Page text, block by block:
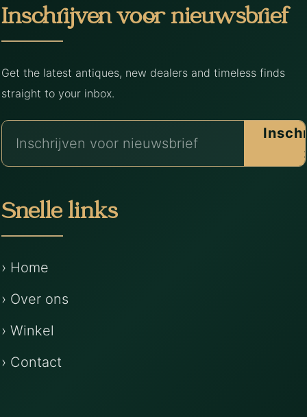
Inschrijven voor nieuwsbrief
Get the latest antiques, new dealers and timeless finds
straight to your inbox.
Snelle links
› Home
› Over ons
› Winkel
› Contact